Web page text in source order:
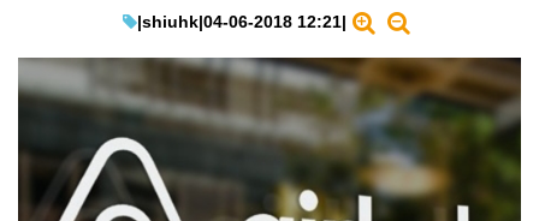
教學評測
EduTech
IT Times
生成式AI與雲端應用
|shiuhk|04-06-2018 12:21|